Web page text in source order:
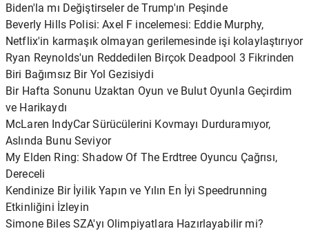
Biden'la mı Değiştirseler de Trump'ın Peşinde
Beverly Hills Polisi: Axel F incelemesi: Eddie Murphy,
Netflix'in karmaşık olmayan gerilemesinde işi kolaylaştırıyor
Ryan Reynolds'un Reddedilen Birçok Deadpool 3 Fikrinden
Biri Bağımsız Bir Yol Gezisiydi
Bir Hafta Sonunu Uzaktan Oyun ve Bulut Oyunla Geçirdim
ve Harikaydı
McLaren IndyCar Sürücülerini Kovmayı Durduramıyor,
Aslında Bunu Seviyor
My Elden Ring: Shadow Of The Erdtree Oyuncu Çağrısı,
Dereceli
Kendinize Bir İyilik Yapın ve Yılın En İyi Speedrunning
Etkinliğini İzleyin
Simone Biles SZA'yı Olimpiyatlara Hazırlayabilir mi?